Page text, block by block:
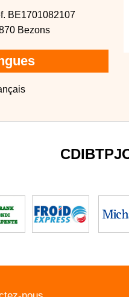
BE1701082107
Bezons